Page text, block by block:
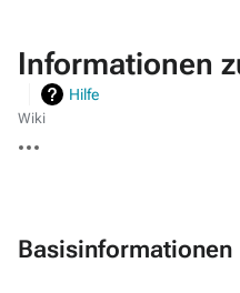
Informationen
Hilfe
Wiki
Aktionen
Basisinformationen